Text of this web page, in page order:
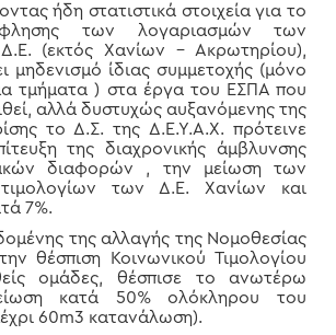
ήδη στατιστικά στοιχεία για το
των λογαριασμών των
(εκτός Χανίων – Ακρωτηρίου),
μηδενισμό ίδιας συμμετοχής (μόνο
τμήματα ) στα έργα του ΕΣΠΑ που
αλλά δυστυχώς αυξανόμενης της
το Δ.Σ. της Δ.Ε.Υ.Α.Χ. πρότεινε
της διαχρονικής άμβλυνσης
διαφορών , την μείωση των
των Δ.Ε. Χανίων και
7%.
της αλλαγής της Νομοθεσίας
θέσπιση Κοινωνικού Τιμολογίου
ομάδες, θέσπισε το ανωτέρω
κατά 50% ολόκληρου του
60m3 κατανάλωση).